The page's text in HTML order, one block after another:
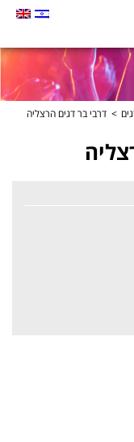
דרבי בר דגים הרצליה